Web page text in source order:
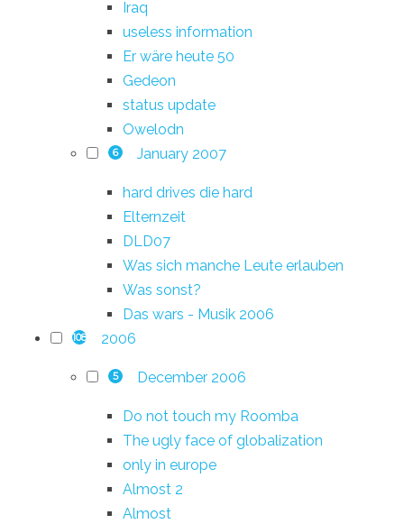
Iraq
useless information
Er wäre heute 50
Gedeon
status update
Owelodn
6 January 2007
hard drives die hard
Elternzeit
DLD07
Was sich manche Leute erlauben
Was sonst?
Das wars - Musik 2006
108 2006
5 December 2006
Do not touch my Roomba
The ugly face of globalization
only in europe
Almost 2
Almost